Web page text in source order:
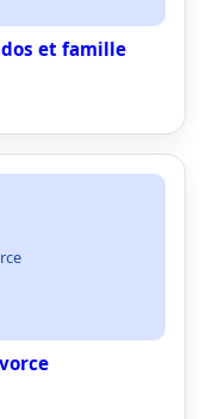
et famille